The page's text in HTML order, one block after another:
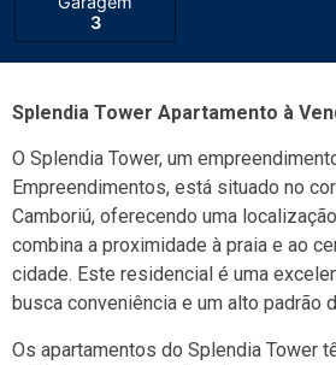
3
Splendia Tower Apartamento à
O Splendia Tower, um
Empreendimentos, está situado no
Camboriú, oferecendo uma
combina a proximidade à praia e ao
cidade. Este residencial é uma
busca conveniência e um alto padrão
Os apartamentos do Splendia Tower